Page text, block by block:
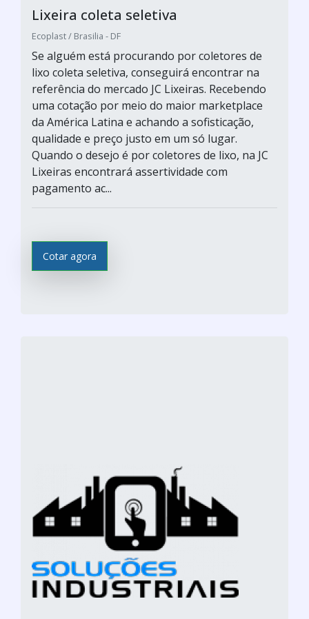
Lixeira coleta seletiva
Ecoplast / Brasilia - DF
Se alguém está procurando por coletores de
lixo coleta seletiva, conseguirá encontrar na
referência do mercado JC Lixeiras. Recebendo
uma cotação por meio do maior marketplace
da América Latina e achando a sofisticação,
qualidade e preço justo em um só lugar.
Quando o desejo é por coletores de lixo, na JC
Lixeiras encontrará assertividade com
pagamento ac...
Cotar agora